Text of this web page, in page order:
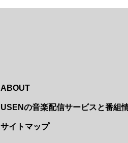
ABOUT
USENの音楽配信サービスと番組
サイトマップ